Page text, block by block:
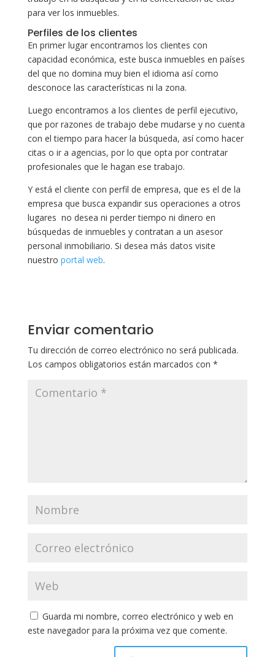
para ver los inmuebles.
Perfiles de los clientes
En primer lugar encontramos los clientes con
capacidad económica, este busca inmuebles en países
del que no domina muy bien el idioma así como
desconoce las características ni la zona.
Luego encontramos a los clientes de perfil ejecutivo,
que por razones de trabajo debe mudarse y no cuenta
con el tiempo para hacer la búsqueda, así como hacer
citas o ir a agencias, por lo que opta por contratar
profesionales que le hagan ese trabajo.
Y está el cliente con perfil de empresa, que es el de la
empresa que busca expandir sus operaciones a otros
lugares no desea ni perder tiempo ni dinero en
búsquedas de inmuebles y contratan a un asesor
personal inmobiliario. Si desea más datos visite
nuestro portal web.
Enviar comentario
Tu dirección de correo electrónico no será publicada.
Los campos obligatorios están marcados con *
Guarda mi nombre, correo electrónico y web en
este navegador para la próxima vez que comente.